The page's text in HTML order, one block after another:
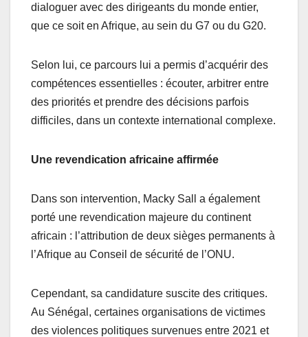
dialoguer avec des dirigeants du monde entier,
que ce soit en Afrique, au sein du G7 ou du G20.
Selon lui, ce parcours lui a permis d’acquérir des
compétences essentielles : écouter, arbitrer entre
des priorités et prendre des décisions parfois
difficiles, dans un contexte international complexe.
Une revendication africaine affirmée
Dans son intervention, Macky Sall a également
porté une revendication majeure du continent
africain : l’attribution de deux sièges permanents à
l’Afrique au Conseil de sécurité de l’ONU.
Cependant, sa candidature suscite des critiques.
Au Sénégal, certaines organisations de victimes
des violences politiques survenues entre 2021 et